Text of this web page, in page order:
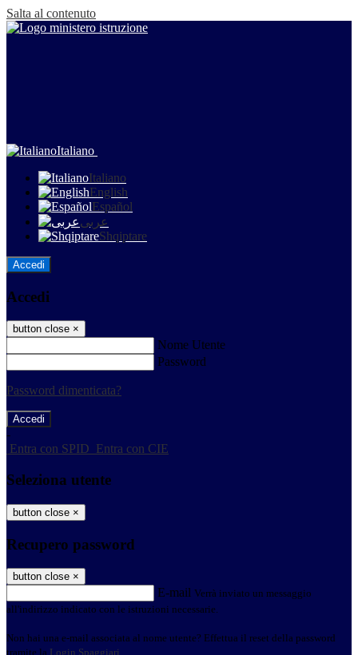
Salta al contenuto
Italiano
Italiano
English
Español
عربى
Shqiptare
Accedi
Accedi
button close ×
Nome Utente
Password
Password dimenticata?
-
Entra con SPID Entra con CIE
Seleziona utente
button close ×
Recupero password
button close ×
E-mail Verrà inviato un messaggio
all'indirizzo indicato con le istruzioni necessarie.
Non hai una e-mail associata al nome utente? Effettua il reset della password
tramite la Login Spaggiari